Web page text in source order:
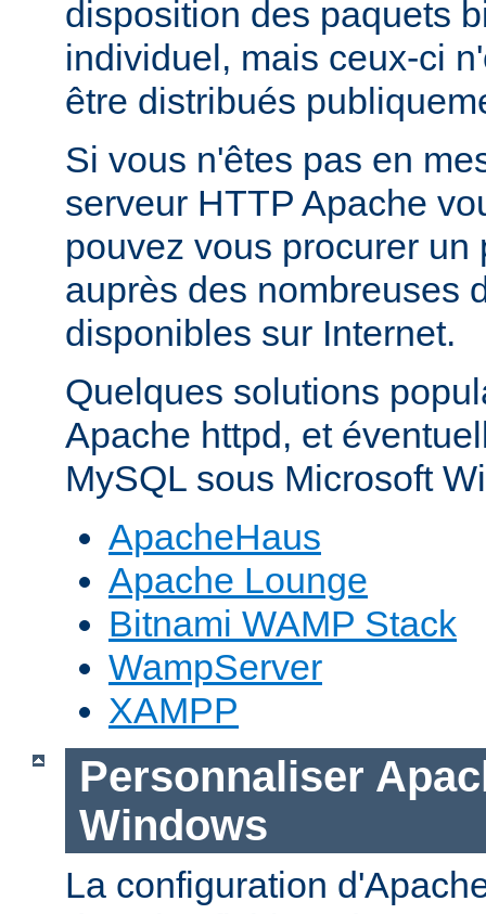
disposition des paquets
individuel, mais ceux-ci
être distribués
Si vous n'êtes pas en
serveur HTTP Apache
pouvez vous procurer un
auprès des nombreuses
disponibles sur Internet.
Quelques solutions
Apache httpd, et
MySQL sous Microsoft
ApacheHaus
Apache Lounge
Bitnami WAMP Stack
WampServer
XAMPP
Personnaliser
Windows
La configuration